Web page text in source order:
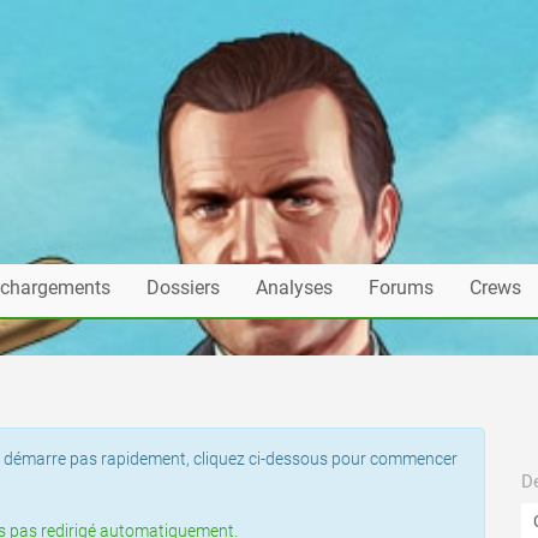
Dossiers Analyses Forums Crews
pas rapidement, cliquez ci-dessous pour commencer
pas redirigé automatiquement.